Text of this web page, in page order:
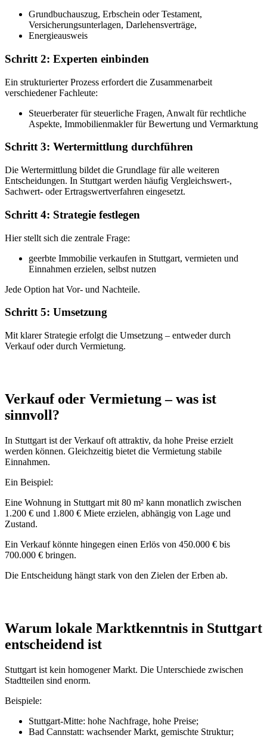
Grundbuchauszug, Erbschein oder Testament,
Versicherungsunterlagen, Darlehensverträge,
Energieausweis
Schritt 2: Experten einbinden
Ein strukturierter Prozess erfordert die Zusammenarbeit
verschiedener Fachleute:
Steuerberater für steuerliche Fragen, Anwalt für rechtliche
Aspekte, Immobilienmakler für Bewertung und Vermarktung
Schritt 3: Wertermittlung durchführen
Die Wertermittlung bildet die Grundlage für alle weiteren
Entscheidungen. In Stuttgart werden häufig Vergleichswert-,
Sachwert- oder Ertragswertverfahren eingesetzt.
Schritt 4: Strategie festlegen
Hier stellt sich die zentrale Frage:
geerbte Immobilie verkaufen in Stuttgart, vermieten und
Einnahmen erzielen, selbst nutzen
Jede Option hat Vor- und Nachteile.
Schritt 5: Umsetzung
Mit klarer Strategie erfolgt die Umsetzung – entweder durch
Verkauf oder durch Vermietung.
Verkauf oder Vermietung – was ist
sinnvoll?
In Stuttgart ist der Verkauf oft attraktiv, da hohe Preise erzielt
werden können. Gleichzeitig bietet die Vermietung stabile
Einnahmen.
Ein Beispiel:
Eine Wohnung in Stuttgart mit 80 m² kann monatlich zwischen
1.200 € und 1.800 € Miete erzielen, abhängig von Lage und
Zustand.
Ein Verkauf könnte hingegen einen Erlös von 450.000 € bis
700.000 € bringen.
Die Entscheidung hängt stark von den Zielen der Erben ab.
Warum lokale Marktkenntnis in Stuttgart
entscheidend ist
Stuttgart ist kein homogener Markt. Die Unterschiede zwischen
Stadtteilen sind enorm.
Beispiele:
Stuttgart-Mitte: hohe Nachfrage, hohe Preise;
Bad Cannstatt: wachsender Markt, gemischte Struktur;